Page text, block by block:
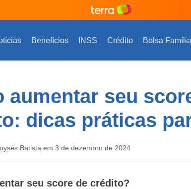
Benefícios INSS Crédito Bolsa Família
aumentar seu
dicas práticas
Batista em 3 de dezembro de 2024
seu score de crédito?